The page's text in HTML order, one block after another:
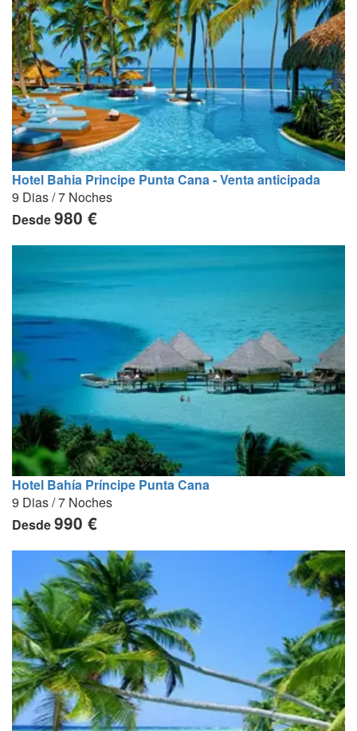
Hotel Bahia Principe Punta Cana - Venta anticipada
9 Dias / 7 Noches
Desde980 €
Hotel Bahía Príncipe Punta Cana
9 Dias / 7 Noches
Desde990 €